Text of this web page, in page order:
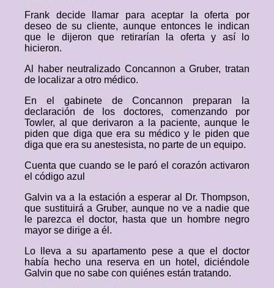
Frank decide llamar para aceptar la oferta por
deseo de su cliente, aunque entonces le indican
que le dijeron que retirarían la oferta y así lo
hicieron.
Al haber neutralizado Concannon a Gruber, tratan
de localizar a otro médico.
En el gabinete de Concannon preparan la
declaración de los doctores, comenzando por
Towler, al que derivaron a la paciente, aunque le
piden que diga que era su médico y le piden que
diga que era su anestesista, no parte de un equipo.
Cuenta que cuando se le paró el corazón activaron
el código azul
Galvin va a la estación a esperar al Dr. Thompson,
que sustituirá a Gruber, aunque no ve a nadie que
le parezca el doctor, hasta que un hombre negro
mayor se dirige a él.
Lo lleva a su apartamento pese a que el doctor
había hecho una reserva en un hotel, diciéndole
Galvin que no sabe con quiénes están tratando.